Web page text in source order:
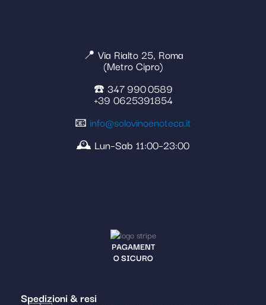
📍 Via Rialto 25, Roma
(Metro Cipro)
☎️ 347 990 0589
+39 0625391854
📧 info@solovinoenoteca.it
🕰️ Lun–Sab 11:00–23:00
PAGAMENT
O SICURO
Spedizioni & resi